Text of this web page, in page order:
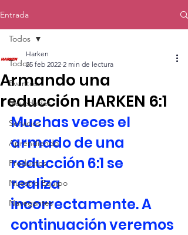
Entrada
Todos
Eventos
Novedades
Servicios
Aprendiendo
Productos
Nuestro Equipo
Navegantes
Todos
Armando una
reducción HARKEN 6:1
Harken
25 feb 2022 2 min de lectura
Muchas veces el
armado de una
reducción 6:1 se
realiza
incorrectamente. A
continuación veremos